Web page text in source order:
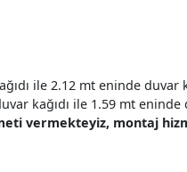
ile 2.12 mt eninde
kağıdı ile 1.59 mt
vermekteyiz, montaj